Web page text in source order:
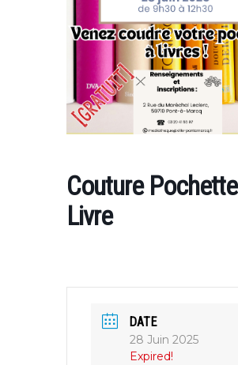
Couture Pochette
Livre
DATE
28 Juin 2025
Expired!